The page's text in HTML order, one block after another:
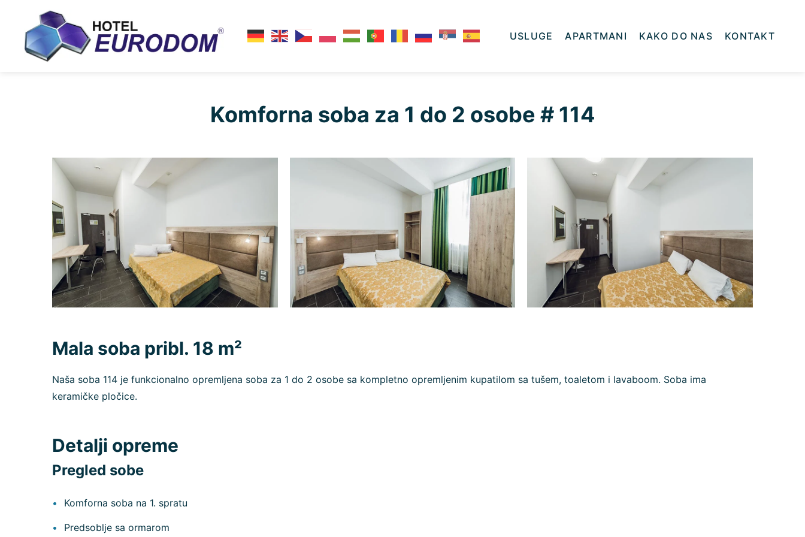
USLUGE APARTMANI KAKO DO NAS KONTAKT
Komforna soba za 1 do 2 osobe # 114
Mala soba pribl. 18 m²
Naša soba 114 je funkcionalno opremljena soba za 1 do 2 osobe sa kompletno opremljenim kupatilom sa tušem, toaletom i lavaboom. Soba ima
keramičke pločice.
Detalji opreme
Pregled sobe
Komforna soba na 1. spratu
Predsoblje sa ormarom